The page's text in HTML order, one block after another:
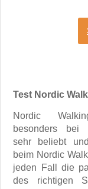
Test Nordic
Nordic
besonders bei
sehr beliebt
beim Nordic
jeden Fall die
des richtigen